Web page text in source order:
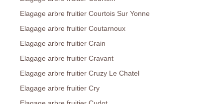
Elagage arbre fruitier Courtois Sur Yonne
Elagage arbre fruitier Coutarnoux
Elagage arbre fruitier Crain
Elagage arbre fruitier Cravant
Elagage arbre fruitier Cruzy Le Chatel
Elagage arbre fruitier Cry